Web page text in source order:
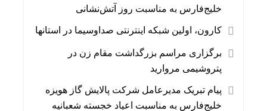
خلیج‌فارس به مناسبت روز آتش‌نشانی
کارون، اولین شبکه اینترنتی صداوسیما در استانها
برگزاری مراسم بزرگداشت مقام زن در
پتروشیمی مروارید
پیام تبریک مدیرعامل شرکت پالایش گاز هویزه
خلیج‌فارس به مناسبت اعیاد خجسته شعبانیه